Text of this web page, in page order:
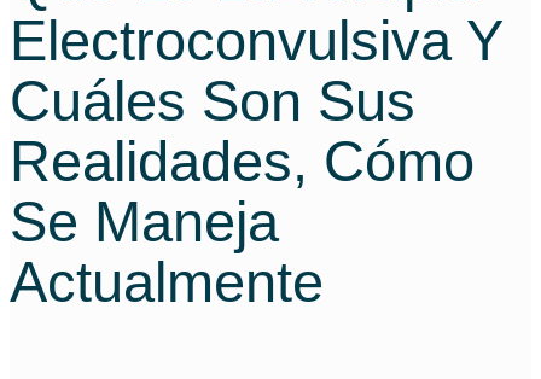
Electroconvulsiva Y
Cuáles Son Sus
Realidades, Cómo
Se Maneja
Actualmente